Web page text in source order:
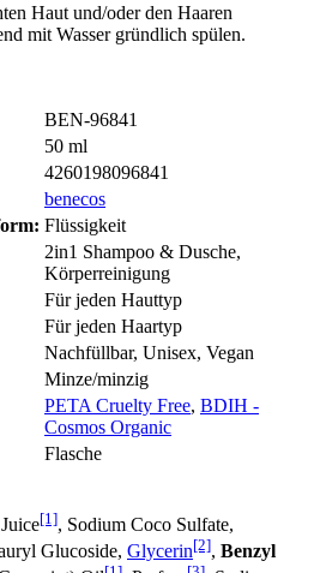
Haut und/oder den Haaren
mit Wasser gründlich spülen.
BEN-96841
50 ml
4260198096841
benecos
Flüssigkeit
2in1 Shampoo & Dusche,
Körperreinigung
Für jeden Hauttyp
Für jeden Haartyp
Nachfüllbar, Unisex, Vegan
Minze/minzig
PETA Cruelty Free, BDIH -
Cosmos Organic
Flasche
[1], Sodium Coco­ Sulfate,
Glucoside, Glycerin[2], Benzyl